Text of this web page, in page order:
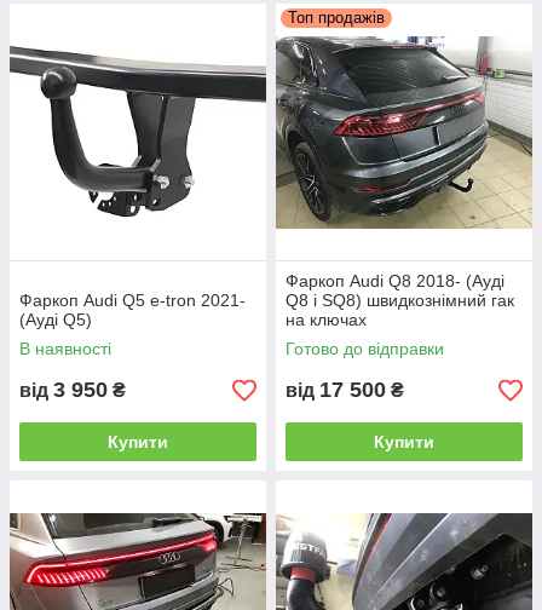
Фаркоп Audi Q5 e-tron 2021-
(Ауді Q5)
В наявності
від 3 950 ₴
Купити
Топ продажів
Фаркоп Audi Q8 2018- (Ауді
Q8 і SQ8) швидкознімний гак
на ключах
Готово до відправки
від 17 500 ₴
Купити